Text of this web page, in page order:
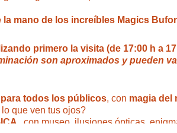
la mano de los increíbles Magics
primero la visita (de 17:00 h a
son aproximados y pueden
todos los públicos, con magia del
que ven tus ojos?
,
con museo, ilusiones ópticas,